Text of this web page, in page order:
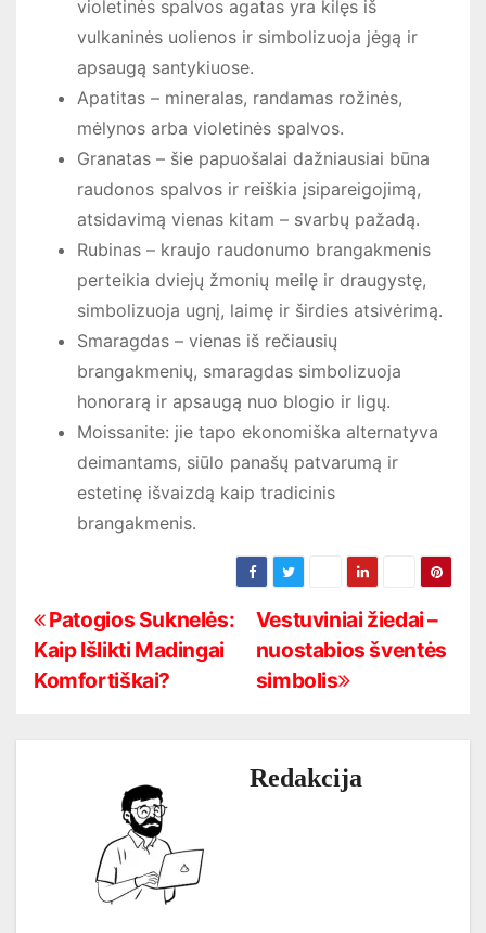
violetinės spalvos agatas yra kilęs iš
vulkaninės uolienos ir simbolizuoja jėgą ir
apsaugą santykiuose.
Apatitas – mineralas, randamas rožinės,
mėlynos arba violetinės spalvos.
Granatas – šie papuošalai dažniausiai būna
raudonos spalvos ir reiškia įsipareigojimą,
atsidavimą vienas kitam – svarbų pažadą.
Rubinas – kraujo raudonumo brangakmenis
perteikia dviejų žmonių meilę ir draugystę,
simbolizuoja ugnį, laimę ir širdies atsivėrimą.
Smaragdas – vienas iš rečiausių
brangakmenių, smaragdas simbolizuoja
honorarą ir apsaugą nuo blogio ir ligų.
Moissanite: jie tapo ekonomiška alternatyva
deimantams, siūlo panašų patvarumą ir
estetinę išvaizdą kaip tradicinis
brangakmenis.
N
a
Vestuviniai žiedai –
nuostabios šventės
simbolis
Patogios Suknelės:
Kaip Išlikti Madingai
Komfortiškai?
Redakcija